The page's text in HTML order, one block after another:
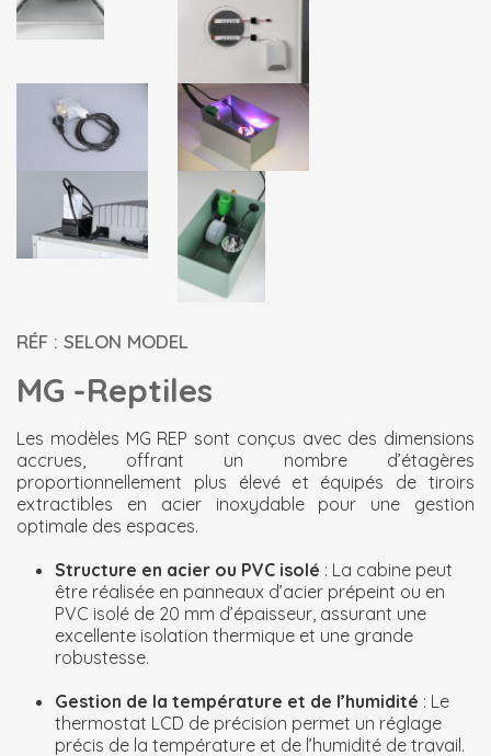
RÉF : SELON MODEL
MG -Reptiles
Les modèles MG REP sont conçus avec des dimensions
accrues, offrant un nombre d’étagères
proportionnellement plus élevé et équipés de tiroirs
extractibles en acier inoxydable pour une gestion
optimale des espaces.
Structure en acier ou PVC isolé : La cabine peut
être réalisée en panneaux d’acier prépeint ou en
PVC isolé de 20 mm d’épaisseur, assurant une
excellente isolation thermique et une grande
robustesse.
Gestion de la température et de l’humidité : Le
thermostat LCD de précision permet un réglage
précis de la température et de l’humidité de travail.